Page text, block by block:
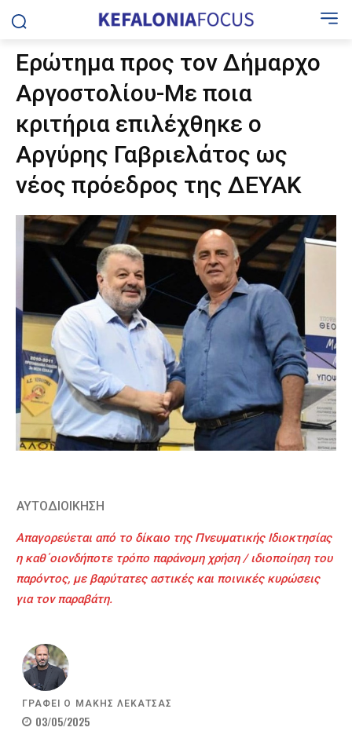
Ερώτημα προς τον Δήμαρχο
Αργοστολίου-Με ποια
κριτήρια επιλέχθηκε ο
Αργύρης Γαβριελάτος ως
νέος πρόεδρος της ΔΕΥΑΚ
ΑΥΤΟΔΙΟΙΚΗΣΗ
Απαγορεύεται από το δίκαιο της Πνευματικής Ιδιοκτησίας
η καθ΄οιονδήποτε τρόπο παράνομη χρήση / ιδιοποίηση του
παρόντος, με βαρύτατες αστικές και ποινικές κυρώσεις
για τον παραβάτη.
ΓΡΑΦΕΙ Ο ΜΑΚΗΣ ΛΕΚΑΤΣΑΣ
03/05/2025